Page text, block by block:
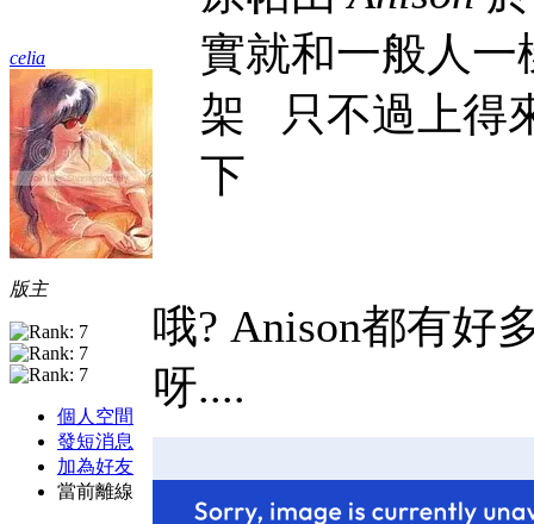
celia
版主
個人空間
發短消息
加為好友
當前離線
實就和一般人
架 只不過上得
下
哦? Anison都有好
呀....